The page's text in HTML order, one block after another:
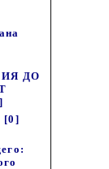
ДО
[0]